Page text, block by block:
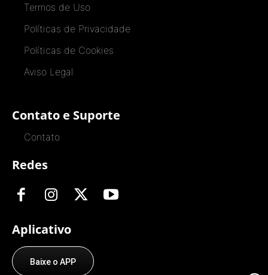
Termos de Uso
Políticas de Privacidade
Políticas de Cookies
Aviso Legal
Contato e Suporte
Contato
Redes
Aplicativo
Baixe o APP